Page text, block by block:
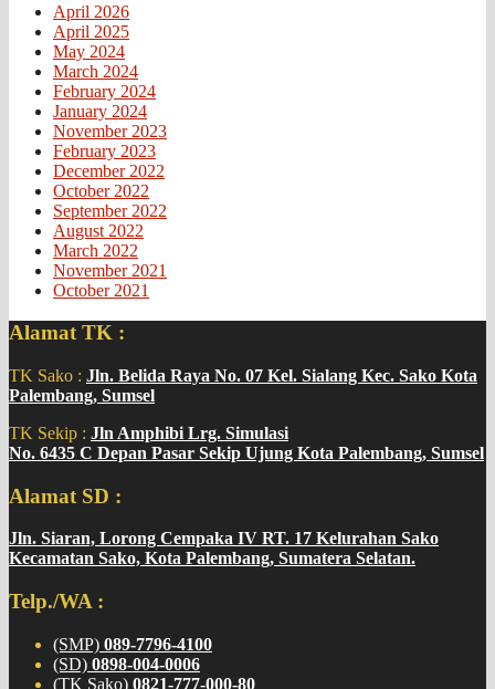
April 2026
April 2025
May 2024
March 2024
February 2024
January 2024
November 2023
February 2023
December 2022
October 2022
September 2022
August 2022
March 2022
November 2021
October 2021
Alamat TK :
TK Sako : Jln. Belida Raya No. 07 Kel. Sialang Kec. Sako Kota
Palembang, Sumsel
TK Sekip : Jln Amphibi Lrg. Simulasi
No. 6435 C Depan Pasar Sekip Ujung Kota Palembang, Sumsel
Alamat SD :
Jln. Siaran, Lorong Cempaka IV RT. 17 Kelurahan Sako
Kecamatan Sako, Kota Palembang, Sumatera Selatan.
Telp./WA :
(SMP) 089-7796-4100
(SD) 0898-004-0006
(TK Sako) 0821-777-000-80